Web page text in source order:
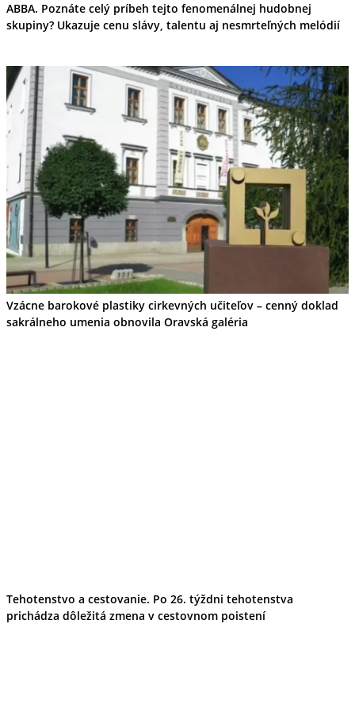
ABBA. Poznáte celý príbeh tejto fenomenálnej hudobnej
skupiny? Ukazuje cenu slávy, talentu aj nesmrteľných melódií
Vzácne barokové plastiky cirkevných učiteľov – cenný doklad
sakrálneho umenia obnovila Oravská galéria
Tehotenstvo a cestovanie. Po 26. týždni tehotenstva
prichádza dôležitá zmena v cestovnom poistení